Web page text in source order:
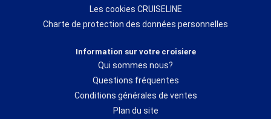
Les cookies CRUISELINE
Charte de protection des données personnelles
Information sur votre croisiere
Qui sommes nous?
Questions fréquentes
Conditions générales de ventes
Plan du site